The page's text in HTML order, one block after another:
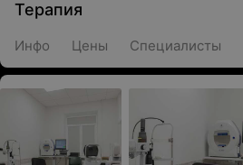
Терапия
Инфо Цены Специалисты